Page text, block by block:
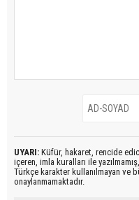
UYARI: Küfür, hakaret, rencide
içeren, imla kuralları ile yazılmamış,
Türkçe karakter kullanılmayan ve
onaylanmamaktadır.